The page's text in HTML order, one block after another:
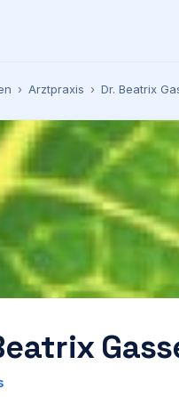
› Arztpraxis › Dr. Beatrix